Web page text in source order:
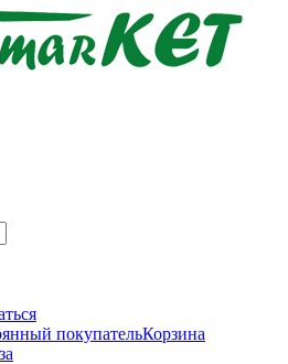
покупательКорзина